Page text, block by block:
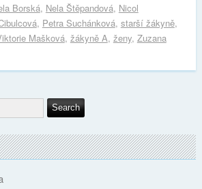
Borská, Nela Štěpandová, Nicol
, Petra Suchánková, starší žákyně,
Mašková, žákyně A, ženy, Zuzana